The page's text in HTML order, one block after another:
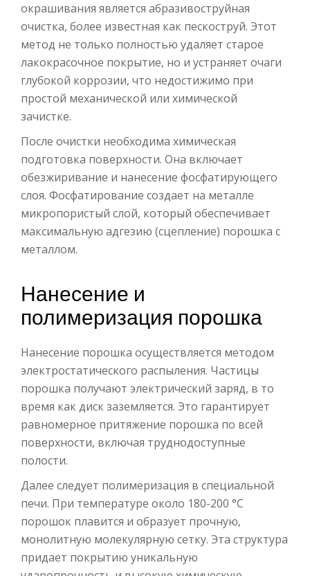
окрашивания является абразивоструйная
очистка, более известная как пескоструй. Этот
метод не только полностью удаляет старое
лакокрасочное покрытие, но и устраняет очаги
глубокой коррозии, что недостижимо при
простой механической или химической
зачистке.
После очистки необходима химическая
подготовка поверхности. Она включает
обезжиривание и нанесение фосфатирующего
слоя. Фосфатирование создает на металле
микропористый слой, который обеспечивает
максимальную адгезию (сцепление) порошка с
металлом.
Нанесение и
полимеризация порошка
Нанесение порошка осуществляется методом
электростатического распыления. Частицы
порошка получают электрический заряд, в то
время как диск заземляется. Это гарантирует
равномерное притяжение порошка по всей
поверхности, включая труднодоступные
полости.
Далее следует полимеризация в специальной
печи. При температуре около 180-200 °С
порошок плавится и образует прочную,
монолитную молекулярную сетку. Эта структура
придает покрытию уникальную